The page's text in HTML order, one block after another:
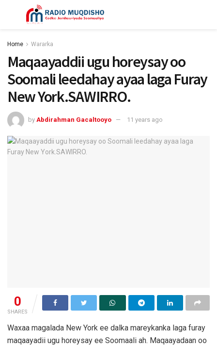
Home Wararka
Maqaayaddii ugu horeysay oo
Soomali leedahay ayaa laga Furay
New York.SAWIRRO.
by Abdirahman Gacaltooyo 11 years ago
0
SHARES
Waxaa magalada New York ee dalka mareykanka laga furay
maqaayadii ugu horeysay ee Soomaali ah. Maqaayadaan oo